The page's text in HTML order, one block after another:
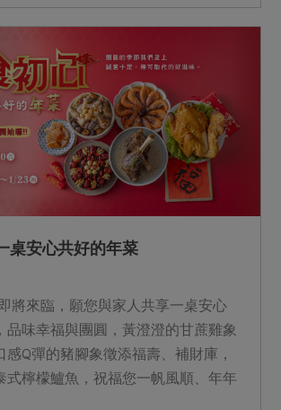
母親對身體最純粹的心意。 第二個
所選擇出發。 ※為方便線上下單社
運門檻，2025年精選好物產品(例
玉米水餃...等)提供社員可於預購出貨
取貨時間：4/28(一)~5/10(六) 母親
&nbsp;
桌安心共好的年菜
將來臨，願您與家人共享一桌安心
品味幸福與團圓，黃澄澄的甘蔗雞象
感Q彈的豬腳象徵添福壽、補財庫，
式檸檬鱸魚，祝福您一帆風順、年年